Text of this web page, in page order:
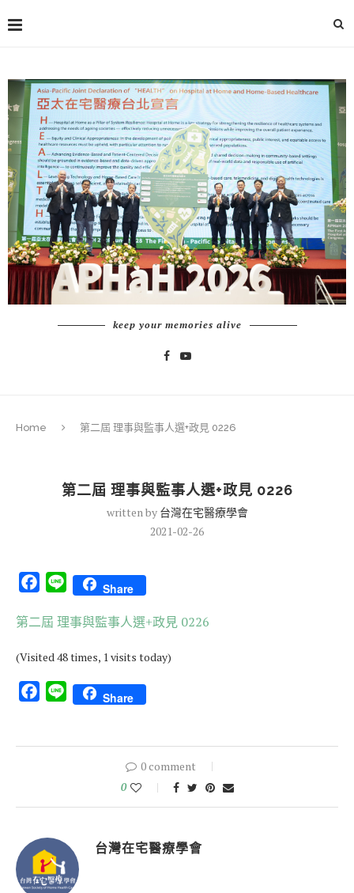
keep your memories alive
Home 第二屆 理事與監事人選+政見 0226
第二屆 理事與監事人選+政見 0226
written by 台灣在宅醫療學會
2021-02-26
Facebook
Line Share
第二屆 理事與監事人選+政見 0226
(Visited 48 times, 1 visits today)
Facebook
Line Share
0 comment
0
台灣在宅醫療學會